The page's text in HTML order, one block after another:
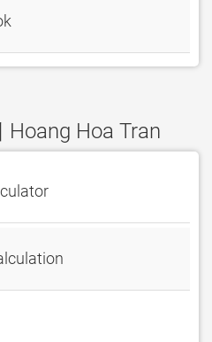
Hoa Tran